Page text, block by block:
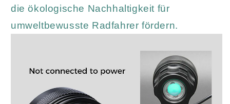
die ökologische Nachhaltigkeit für
umweltbewusste Radfahrer fördern.